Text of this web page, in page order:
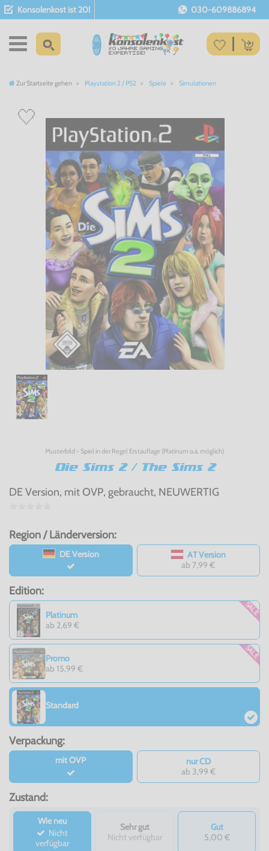
Konsolenkost ist 20! 030-609886894
Zur Startseite gehen Playstation 2 / PS2 Spiele Simulationen
Musterbild - Spiel in der Regel Erstauflage (Platinum o.ä. möglich)
Die Sims 2 / The Sims 2
DE Version, mit OVP, gebraucht, NEUWERTIG
Region / Länderversion:
DE Version
AT Version
ab 7,99 €
Edition:
Platinum
ab 2,69 €
SALE
Promo
ab 15,99 €
SALE
Standard
Verpackung:
mit OVP
nur CD
ab 3,99 €
Zustand:
Wie neu
verfügbar
Sehr gut
Nicht verfügbar
Gut
5,00 €